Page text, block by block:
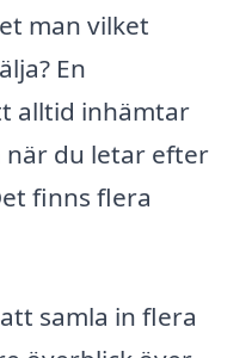
man vilket
En
alltid inhämtar
du letar efter
finns flera
samla in flera